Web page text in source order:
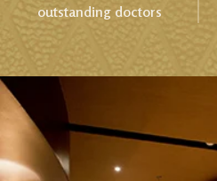
outstanding doctors